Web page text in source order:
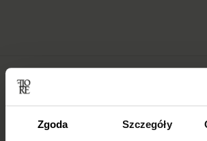
Zgoda Szczegóły
Blog